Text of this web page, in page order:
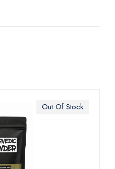
Out Of Stock